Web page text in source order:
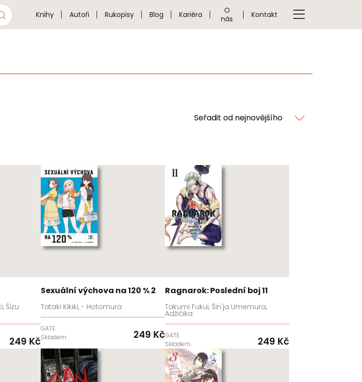
Knihy Autoři Rukopisy Blog Kariéra
O
nás
Kontakt
Seřadit od nejnovějšího
Šizu
249 Kč
Sexuální výchova na 120 % 2
Tataki Kikiki, - Hotomura
GATE
Skladem
249 Kč
Ragnarok: Poslední boj 11
Takumi Fukui, Šin'ja Umemura,
Adžičika
GATE
Skladem
249 Kč